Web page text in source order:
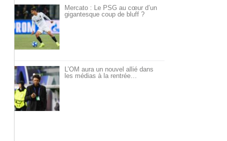
Mercato : Le PSG au cœur d’un
gigantesque coup de bluff ?
L’OM aura un nouvel allié dans
les médias à la rentrée…